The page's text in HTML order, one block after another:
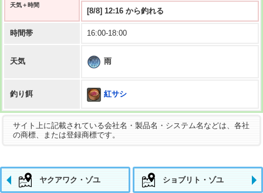
天気＋時間
[8/8] 12:16 から釣れる
時間帯 16:00-18:00
天気 雨
釣り餌 紅サシ
サイト上に記載されている会社名・製品名・システム名などは、各社
の商標、または登録商標です。
ヤクアワク・ゾユ ショブリト・ゾユ